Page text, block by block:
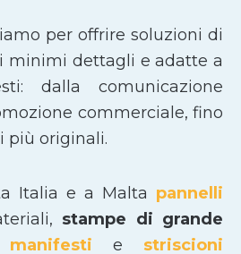
per offrire soluzioni di
minimi dettagli e adatte a
dalla comunicazione
commerciale, fino
più originali.
Italia e a Malta pannelli
stampe di grande
manifesti e striscioni